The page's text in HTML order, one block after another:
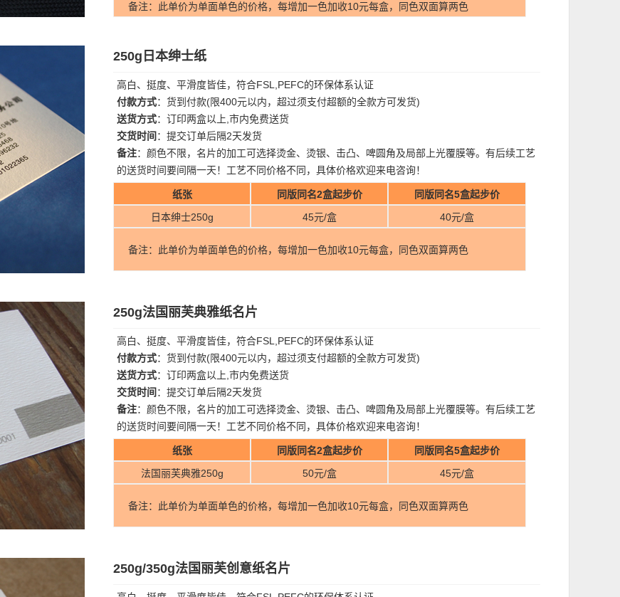
备注：此单价为单面单色的价格，每增加一色加收10元每盒，同色双面算两色
250g日本绅士纸
高白、挺度、平滑度皆佳，符合FSL,PEFC的环保体系认证
付款方式：货到付款(限400元以内，超过须支付超额的全款方可发货)
送货方式：订印两盒以上,市内免费送货
交货时间 ：提交订单后隔2天发货
备注：颜色不限，名片的加工可选择烫金、烫银、击凸、啤圆角及局部上光覆膜等。有后续工艺
的送货时间要间隔一天！工艺不同价格不同，具体价格欢迎来电咨询！
纸张 同版同名2盒起步价
同版同名5盒起步价
日本绅士250g
45元/盒 40元/盒
备注：此单价为单面单色的价格，每增加一色加收10元每盒，同色双面算两色
250g法国丽芙典雅纸名片
高白、挺度、平滑度皆佳，符合FSL,PEFC的环保体系认证
付款方式：货到付款(限400元以内，超过须支付超额的全款方可发货)
送货方式：订印两盒以上,市内免费送货
交货时间 ：提交订单后隔2天发货
备注：颜色不限，名片的加工可选择烫金、烫银、击凸、啤圆角及局部上光覆膜等。有后续工艺
的送货时间要间隔一天！工艺不同价格不同，具体价格欢迎来电咨询！
纸张 同版同名2盒起步价
同版同名5盒起步价
法国丽芙典雅250g
50元/盒 45元/盒
备注：此单价为单面单色的价格，每增加一色加收10元每盒，同色双面算两色
250g/350g法国丽芙创意纸名片